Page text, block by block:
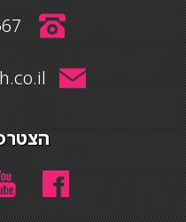
04-8234567